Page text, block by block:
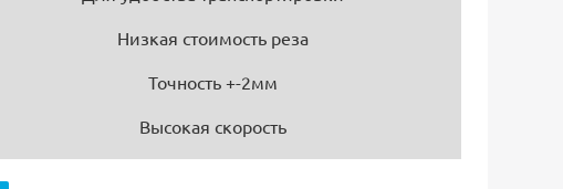
Низкая стоимость реза
Точность +-2мм
Высокая скорость